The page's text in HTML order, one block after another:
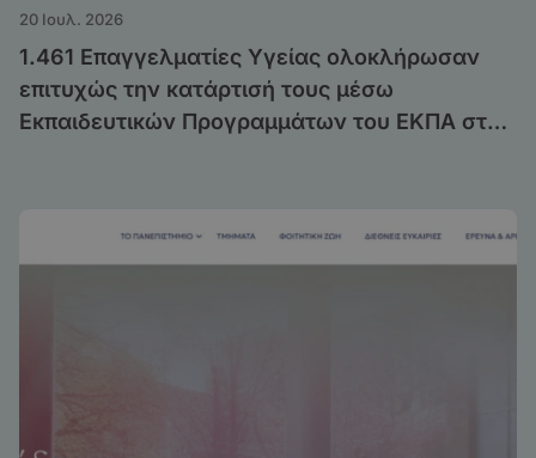
20 Ιουλ. 2026
1.461 Επαγγελματίες Υγείας ολοκλήρωσαν
επιτυχώς την κατάρτισή τους μέσω
Εκπαιδευτικών Προγραμμάτων του ΕΚΠΑ στο